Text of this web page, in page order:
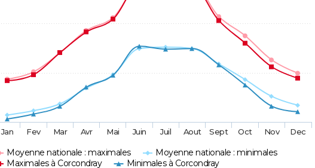
Moyenne nationale : maximales
Moyenne nationale : minimales
Maximales à Corcondray
Minimales à Corcondray
Jan Fev Mar Avr Mai Juin Juil Aout Sept Oct Nov Dec